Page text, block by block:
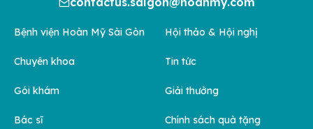
Bệnh viện Hoàn Mỹ Sài Gòn
Chuyên khoa
Gói khám
Bác sĩ
Hội thảo & Hội nghị
Tin tức
Giải thưởng
Chính sách quà tặng